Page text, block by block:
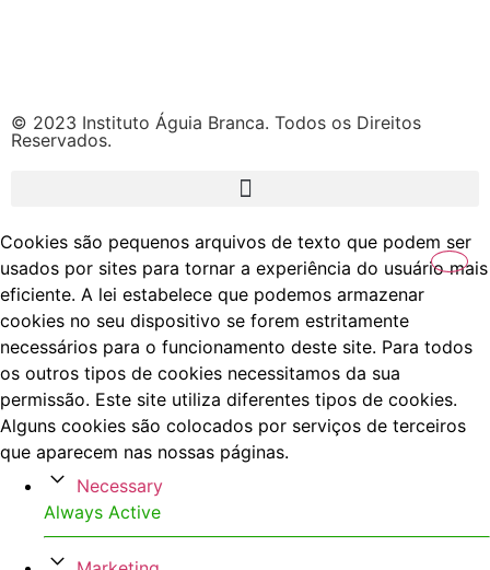
© 2023 Instituto Águia Branca. Todos os Direitos
Reservados.
Cookies são pequenos arquivos de texto que podem ser
usados por sites para tornar a experiência do usuário mais
eficiente. A lei estabelece que podemos armazenar
cookies no seu dispositivo se forem estritamente
necessários para o funcionamento deste site. Para todos
os outros tipos de cookies necessitamos da sua
permissão. Este site utiliza diferentes tipos de cookies.
Alguns cookies são colocados por serviços de terceiros
que aparecem nas nossas páginas.
Necessary
Always Active